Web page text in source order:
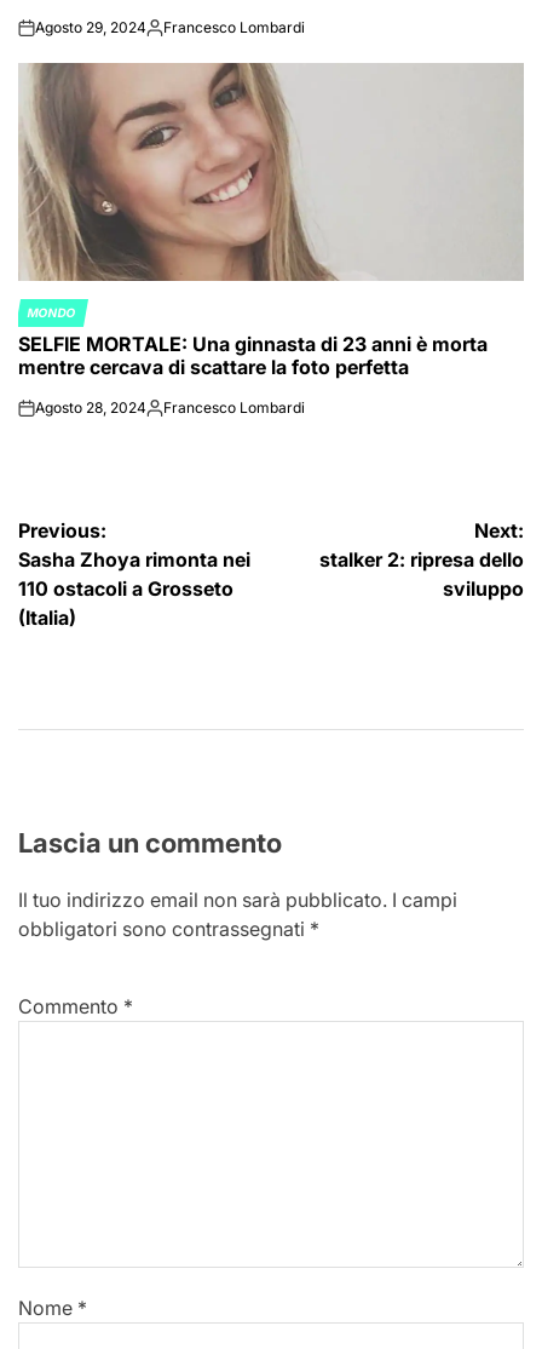
onAgosto 29, 2024Posted
Francesco Lombardi
POSTED
IN
MONDO
SELFIE MORTALE: Una ginnasta di 23 anni è morta
mentre cercava di scattare la foto perfetta
onAgosto 28, 2024Posted
Francesco Lombardi
Navigazione
articoli
Previous:
Sasha Zhoya rimonta nei
110 ostacoli a Grosseto
(Italia)
Next:
stalker 2: ripresa dello
sviluppo
Lascia un commento
Il tuo indirizzo email non sarà pubblicato. I campi
obbligatori sono contrassegnati *
Commento *
Nome *